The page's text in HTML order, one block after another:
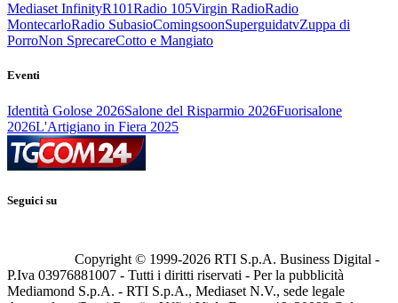
Mediaset InfinityR101Radio 105Virgin RadioRadio
MontecarloRadio SubasioComingsoonSuperguidatvZuppa di
PorroNon SprecareCotto e Mangiato
Eventi
Identità Golose 2026Salone del Risparmio 2026Fuorisalone
2026L'Artigiano in Fiera 2025
Seguici su
Copyright © 1999-2026 RTI S.p.A. Business Digital -
P.Iva 03976881007 - Tutti i diritti riservati - Per la pubblicità
Mediamond S.p.A. - RTI S.p.A., Mediaset N.V., sede legale